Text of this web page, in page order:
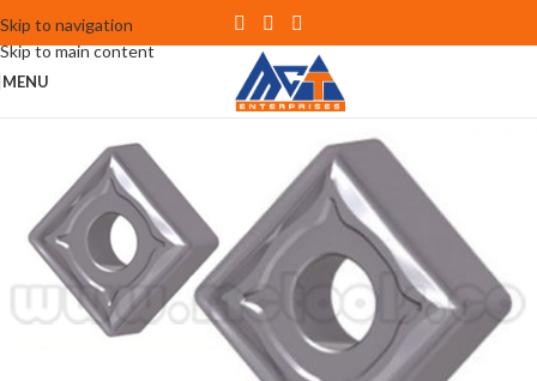
Skip to navigation
Skip to main content
MENU